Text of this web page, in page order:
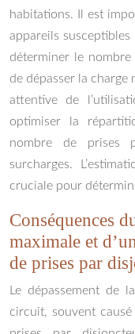
habitations. Il est
appareils
déterminer le
de dépasser la
attentive de
optimiser la
nombre de prises
surcharges.
cruciale pour
Conséquences
maximale et
de prises par
Le dépassement de
circuit, souvent